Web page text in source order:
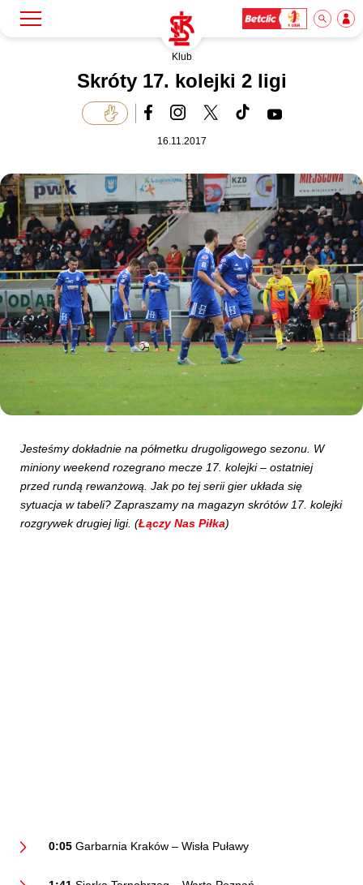
Bilety
Akademia
Biznes
Dla mediów
Kibice
Klub
Skróty 17. kolejki 2 ligi
16.11.2017
Jesteśmy dokładnie na półmetku drugoligowego sezonu. W
miniony weekend rozegrano mecze 17. kolejki – ostatniej
przed rundą rewanżową. Jak po tej serii gier układa się
sytuacja w tabeli? Zapraszamy na magazyn skrótów 17. kolejki
rozgrywek drugiej ligi. (Łączy Nas Piłka)
0:05 Garbarnia Kraków – Wisła Puławy